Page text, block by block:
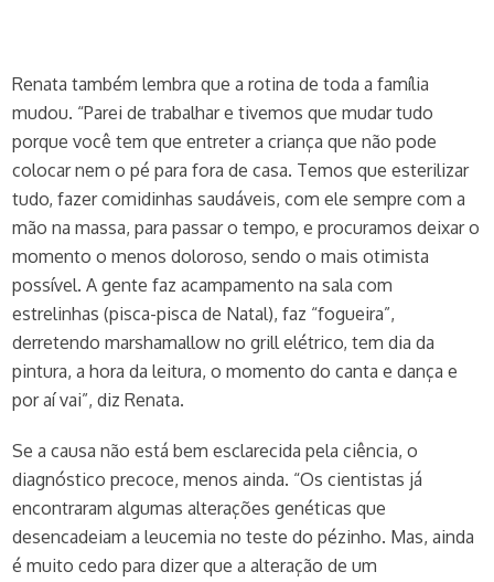
Renata também lembra que a rotina de toda a família
mudou. “Parei de trabalhar e tivemos que mudar tudo
porque você tem que entreter a criança que não pode
colocar nem o pé para fora de casa. Temos que esterilizar
tudo, fazer comidinhas saudáveis, com ele sempre com a
mão na massa, para passar o tempo, e procuramos deixar o
momento o menos doloroso, sendo o mais otimista
possível. A gente faz acampamento na sala com
estrelinhas (pisca-pisca de Natal), faz “fogueira”,
derretendo marshamallow no grill elétrico, tem dia da
pintura, a hora da leitura, o momento do canta e dança e
por aí vai”, diz Renata.
Se a causa não está bem esclarecida pela ciência, o
diagnóstico precoce, menos ainda. “Os cientistas já
encontraram algumas alterações genéticas que
desencadeiam a leucemia no teste do pézinho. Mas, ainda
é muito cedo para dizer que a alteração de um